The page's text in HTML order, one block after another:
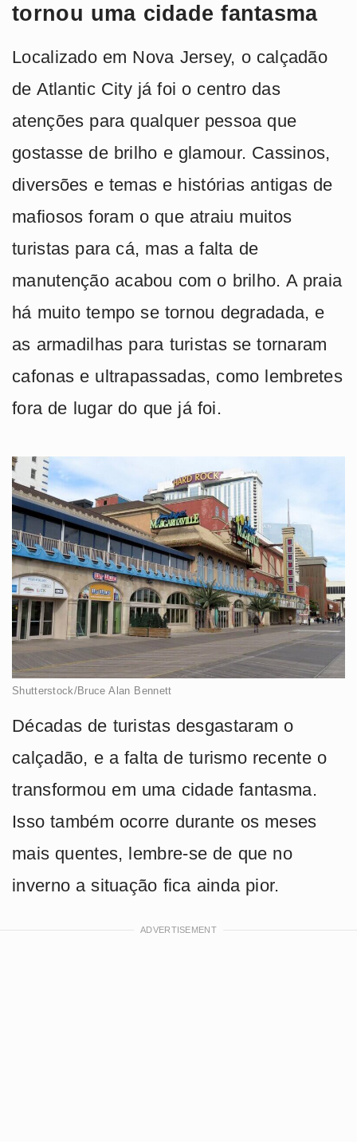
tornou uma cidade fantasma
Localizado em Nova Jersey, o calçadão
de Atlantic City já foi o centro das
atenções para qualquer pessoa que
gostasse de brilho e glamour. Cassinos,
diversões e temas e histórias antigas de
mafiosos foram o que atraiu muitos
turistas para cá, mas a falta de
manutenção acabou com o brilho. A praia
há muito tempo se tornou degradada, e
as armadilhas para turistas se tornaram
cafonas e ultrapassadas, como lembretes
fora de lugar do que já foi.
Shutterstock/Bruce Alan Bennett
Décadas de turistas desgastaram o
calçadão, e a falta de turismo recente o
transformou em uma cidade fantasma.
Isso também ocorre durante os meses
mais quentes, lembre-se de que no
inverno a situação fica ainda pior.